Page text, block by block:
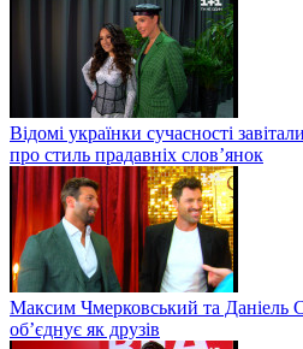
Відомі українки сучасності
про стиль прадавніх слов’янок
Максим Чмерковський та Даніель
об’єднує як друзів